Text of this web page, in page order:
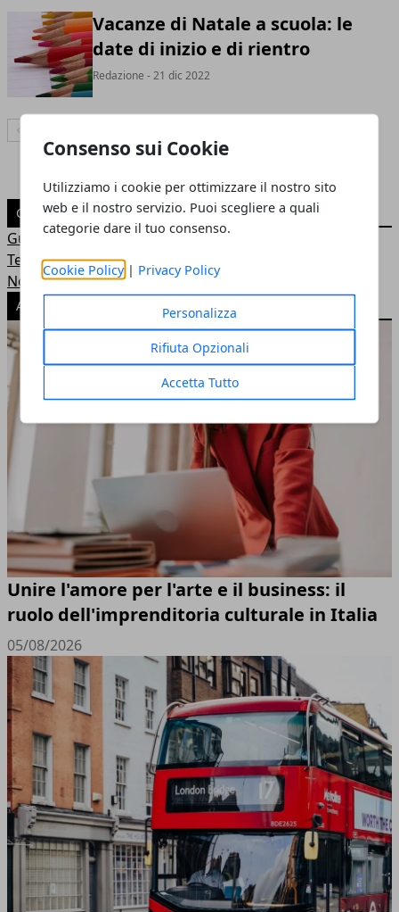
Consenso sui Cookie
Utilizziamo i cookie per ottimizzare il nostro sito
web e il nostro servizio. Puoi scegliere a quali
categorie dare il tuo consenso.
Cookie Policy | Privacy Policy
Personalizza
Rifiuta Opzionali
Accetta Tutto
Vacanze di Natale a scuola: le
date di inizio e di rientro
Redazione - 21 dic 2022
Articolo Precedente
CATEGORIE
Guide
Tempo libero
Notizie
ARTICOLI POPOLARI
Unire l'amore per l'arte e il business: il
ruolo dell'imprenditoria culturale in Italia
05/08/2026